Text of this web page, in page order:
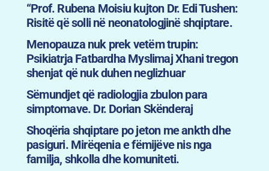
“Prof. Rubena Moisiu kujton Dr. Edi Tushen:
Risitë që solli në neonatologjinë shqiptare.
Menopauza nuk prek vetëm trupin:
Psikiatrja Fatbardha Myslimaj Xhani tregon
shenjat që nuk duhen neglizhuar
Sëmundjet që radiologjia zbulon para
simptomave. Dr. Dorian Skënderaj
Shoqëria shqiptare po jeton me ankth dhe
pasiguri. Mirëqenia e fëmijëve nis nga
familja, shkolla dhe komuniteti.